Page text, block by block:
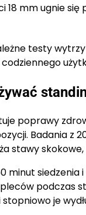
mm ugnie
testy
poprawy
Badania z
stawy
siedzenia
je